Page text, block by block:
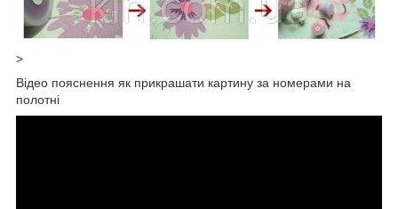
>
Відео пояснення як прикрашати картину за номерами на
полотні